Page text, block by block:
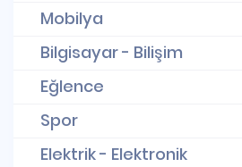
Mobilya
Bilgisayar - Bilişim
Eğlence
Spor
Elektrik - Elektronik